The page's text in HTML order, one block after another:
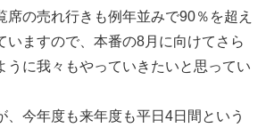
席の売れ行きも例年並みで90％を超え
いますので、本番の8月に向けてさら
うに我々もやっていきたいと思ってい
、今年度も来年度も平日4日間という